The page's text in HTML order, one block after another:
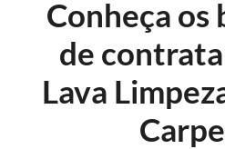
Conheça os
de
Lava